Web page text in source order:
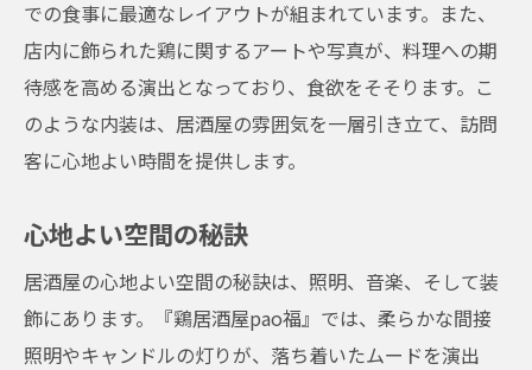
での食事に最適なレイアウトが組まれています。また、
店内に飾られた鶏に関するアートや写真が、料理への期
待感を高める演出となっており、食欲をそそります。こ
のような内装は、居酒屋の雰囲気を一層引き立て、訪問
客に心地よい時間を提供します。
心地よい空間の秘訣
居酒屋の心地よい空間の秘訣は、照明、音楽、そして装
飾にあります。『鶏居酒屋pao福』では、柔らかな間接
照明やキャンドルの灯りが、落ち着いたムードを演出